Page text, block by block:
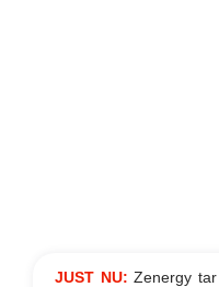
JUST NU:Zenergy